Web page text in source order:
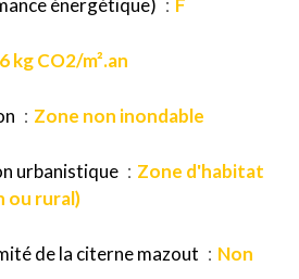
énergétique) F
kg CO2/m².an
Zone non inondable
urbanistique
Zone d'habitat
ou rural)
de la citerne mazout
Non